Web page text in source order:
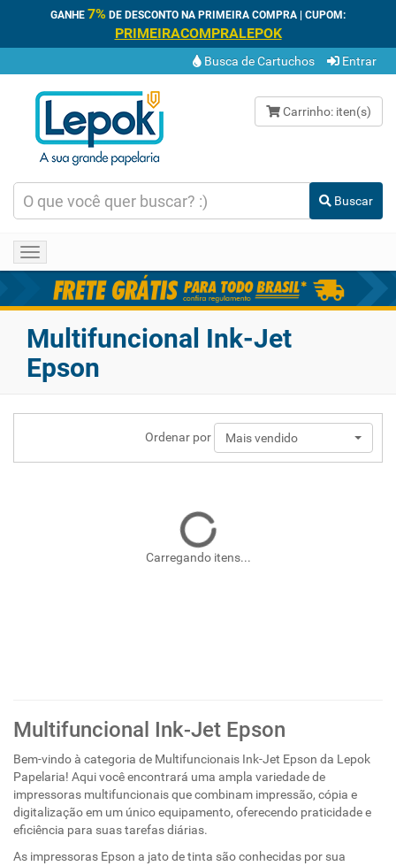
GANHE 7% DE DESCONTO NA PRIMEIRA COMPRA | CUPOM:
PRIMEIRACOMPRALEPOK
Busca de Cartuchos Entrar
Carrinho: iten(s)
Buscar
Toggle
navigation
Multifuncional Ink-Jet
Epson
Ordenar por Mais vendido
Carregando itens...
Multifuncional Ink-Jet Epson
Bem-vindo à categoria de Multifuncionais Ink-Jet Epson da Lepok
Papelaria! Aqui você encontrará uma ampla variedade de
impressoras multifuncionais que combinam impressão, cópia e
digitalização em um único equipamento, oferecendo praticidade e
eficiência para suas tarefas diárias.
As impressoras Epson a jato de tinta são conhecidas por sua